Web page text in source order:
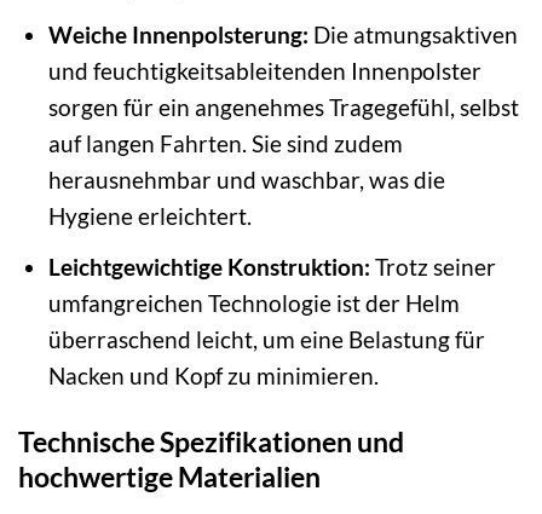
Weiche Innenpolsterung: Die atmungsaktiven
und feuchtigkeitsableitenden Innenpolster
sorgen für ein angenehmes Tragegefühl, selbst
auf langen Fahrten. Sie sind zudem
herausnehmbar und waschbar, was die
Hygiene erleichtert.
Leichtgewichtige Konstruktion: Trotz seiner
umfangreichen Technologie ist der Helm
überraschend leicht, um eine Belastung für
Nacken und Kopf zu minimieren.
Technische Spezifikationen und
hochwertige Materialien